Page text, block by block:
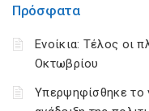
Πρόσφατα
Ενοίκια: Τέλος οι
Οκτωβρίου
Υπερψηφίσθηκε το